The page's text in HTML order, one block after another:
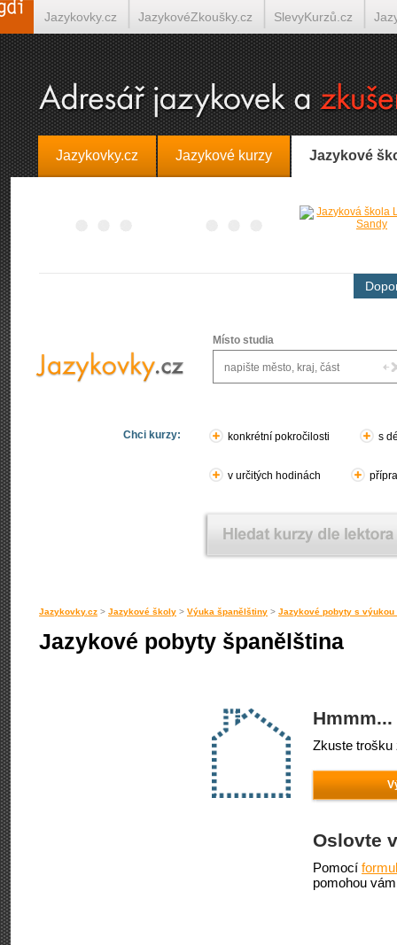
Jazykovky.cz Jazykové kurzy Jazykové
Místo studia
Chci kurzy: konkrétní pokročilosti s
v určitých hodinách
Jazykovky.cz > Jazykové školy > Výuka španělštiny > Jazykové pobyty s
Jazykové pobyty španělština
Zkuste trošku
Oslovte
Pomocí
pomohou
Jazykovky.cz JazykovéZkoušky.cz SlevyKurzů.cz
Španělština on-line Italština on-line Tlumočení-